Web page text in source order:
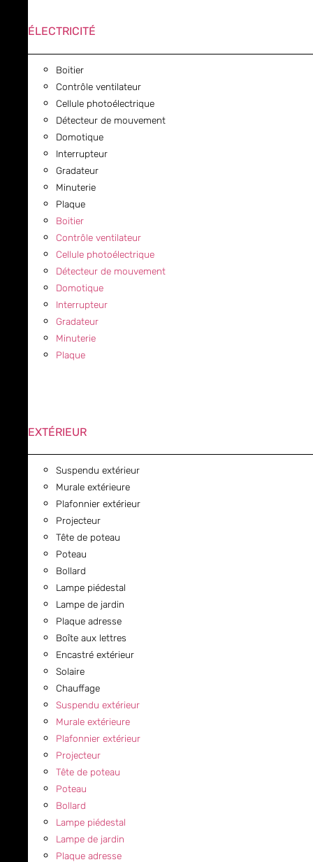
ÉLECTRICITÉ
Boitier
Contrôle ventilateur
Cellule photoélectrique
Détecteur de mouvement
Domotique
Interrupteur
Gradateur
Minuterie
Plaque
Boitier
Contrôle ventilateur
Cellule photoélectrique
Détecteur de mouvement
Domotique
Interrupteur
Gradateur
Minuterie
Plaque
EXTÉRIEUR
Suspendu extérieur
Murale extérieure
Plafonnier extérieur
Projecteur
Tête de poteau
Poteau
Bollard
Lampe piédestal
Lampe de jardin
Plaque adresse
Boîte aux lettres
Encastré extérieur
Solaire
Chauffage
Suspendu extérieur
Murale extérieure
Plafonnier extérieur
Projecteur
Tête de poteau
Poteau
Bollard
Lampe piédestal
Lampe de jardin
Plaque adresse